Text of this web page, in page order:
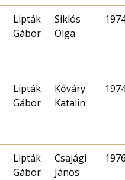
Lipták
Gábor
Siklós
Olga
Lipták
Gábor
Kőváry
Katalin
Lipták
Gábor
Csajági
János